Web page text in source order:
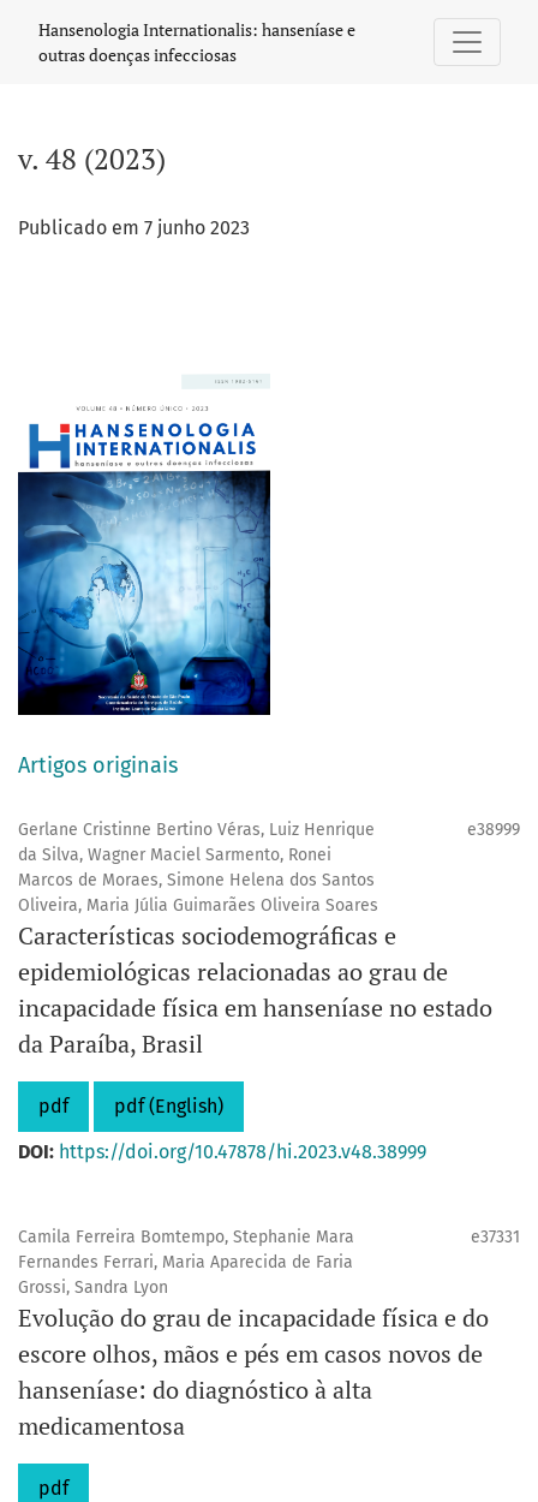
Hansenologia Internationalis: hanseníase e
outras doenças infecciosas
v. 48 (2023)
Publicado em 7 junho 2023
Artigos originais
Gerlane Cristinne Bertino Véras, Luiz Henrique
da Silva, Wagner Maciel Sarmento, Ronei
Marcos de Moraes, Simone Helena dos Santos
Oliveira, Maria Júlia Guimarães Oliveira Soares
e38999
Características sociodemográficas e
epidemiológicas relacionadas ao grau de
incapacidade física em hanseníase no estado
da Paraíba, Brasil
pdf
pdf (English)
DOI: https://doi.org/10.47878/hi.2023.v48.38999
Camila Ferreira Bomtempo, Stephanie Mara
Fernandes Ferrari, Maria Aparecida de Faria
Grossi, Sandra Lyon
e37331
Evolução do grau de incapacidade física e do
escore olhos, mãos e pés em casos novos de
hanseníase: do diagnóstico à alta
medicamentosa
pdf